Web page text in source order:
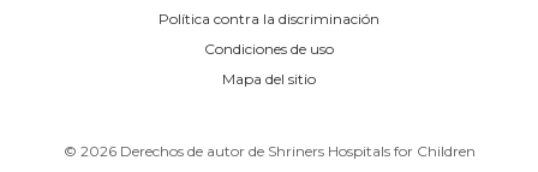
Política contra la discriminación
Condiciones de uso
Mapa del sitio
© 2026 Derechos de autor de Shriners Hospitals for Children